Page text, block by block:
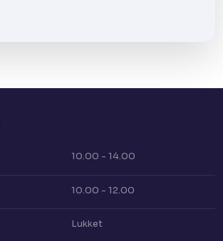
10.00 - 14.00
10.00 - 12.00
Lukket